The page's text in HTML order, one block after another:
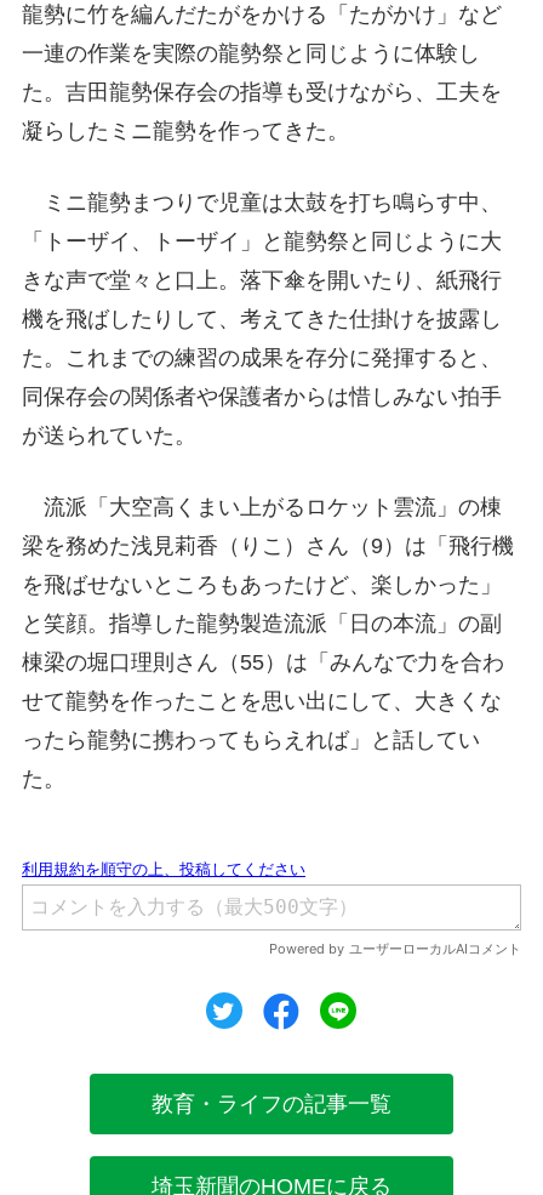
龍勢に竹を編んだたがをかける「たがかけ」など
一連の作業を実際の龍勢祭と同じように体験し
た。吉田龍勢保存会の指導も受けながら、工夫を
凝らしたミニ龍勢を作ってきた。
ミニ龍勢まつりで児童は太鼓を打ち鳴らす中、
「トーザイ、トーザイ」と龍勢祭と同じように大
きな声で堂々と口上。落下傘を開いたり、紙飛行
機を飛ばしたりして、考えてきた仕掛けを披露し
た。これまでの練習の成果を存分に発揮すると、
同保存会の関係者や保護者からは惜しみない拍手
が送られていた。
流派「大空高くまい上がるロケット雲流」の棟
梁を務めた浅見莉香（りこ）さん（9）は「飛行機
を飛ばせないところもあったけど、楽しかった」
と笑顔。指導した龍勢製造流派「日の本流」の副
棟梁の堀口理則さん（55）は「みんなで力を合わ
せて龍勢を作ったことを思い出にして、大きくな
ったら龍勢に携わってもらえれば」と話してい
た。
ツイートシェア
教育・ライフの記事一覧
埼玉新聞のHOMEに戻る